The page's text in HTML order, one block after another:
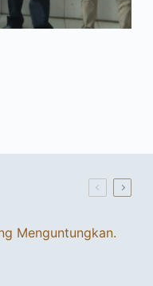
Menguntungkan.